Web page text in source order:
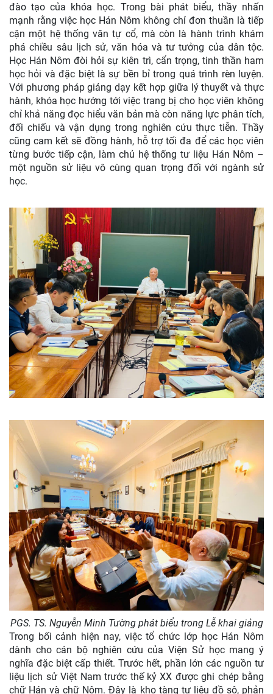
đào tạo của khóa học. Trong bài phát biểu, thầy nhấn
mạnh rằng việc học Hán Nôm không chỉ đơn thuần là tiếp
cận một hệ thống văn tự cổ, mà còn là hành trình khám
phá chiều sâu lịch sử, văn hóa và tư tưởng của dân tộc.
Học Hán Nôm đòi hỏi sự kiên trì, cẩn trọng, tinh thần ham
học hỏi và đặc biệt là sự bền bỉ trong quá trình rèn luyện.
Với phương pháp giảng dạy kết hợp giữa lý thuyết và thực
hành, khóa học hướng tới việc trang bị cho học viên không
chỉ khả năng đọc hiểu văn bản mà còn năng lực phân tích,
đối chiếu và vận dụng trong nghiên cứu thực tiễn. Thầy
cũng cam kết sẽ đồng hành, hỗ trợ tối đa để các học viên
từng bước tiếp cận, làm chủ hệ thống tư liệu Hán Nôm –
một nguồn sử liệu vô cùng quan trọng đối với ngành sử
học.
PGS. TS. Nguyễn Minh Tường phát biểu trong Lễ khai giảng
Trong bối cảnh hiện nay, việc tổ chức lớp học Hán Nôm
dành cho cán bộ nghiên cứu của Viện Sử học mang ý
nghĩa đặc biệt cấp thiết. Trước hết, phần lớn các nguồn tư
liệu lịch sử Việt Nam trước thế kỷ XX được ghi chép bằng
chữ Hán và chữ Nôm. Đây là kho tàng tư liệu đồ sộ, phản